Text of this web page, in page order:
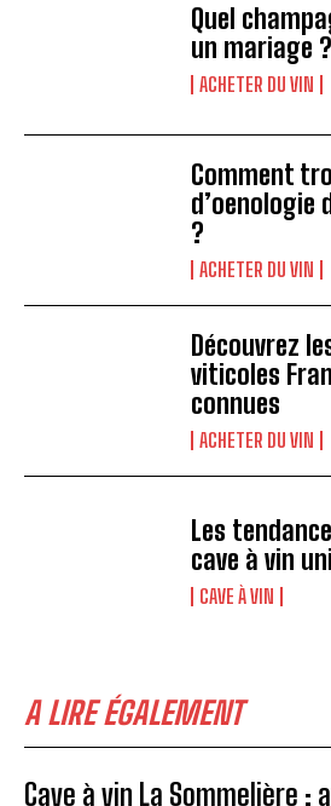
Quel
un mariage ?
ACHETER DU VIN
Comment
d’oenologie
?
ACHETER DU VIN
Découvrez
viticoles
connues
ACHETER DU VIN
Les
cave à vin
CAVE À VIN
A LIRE ÉGALEMENT
Cave à vin La Sommelière :